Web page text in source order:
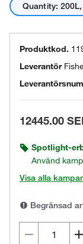
Quantity:
Produktkod.
Leverantör
12445.00
Spotlight-
Använd
Visa alla
Begränsad